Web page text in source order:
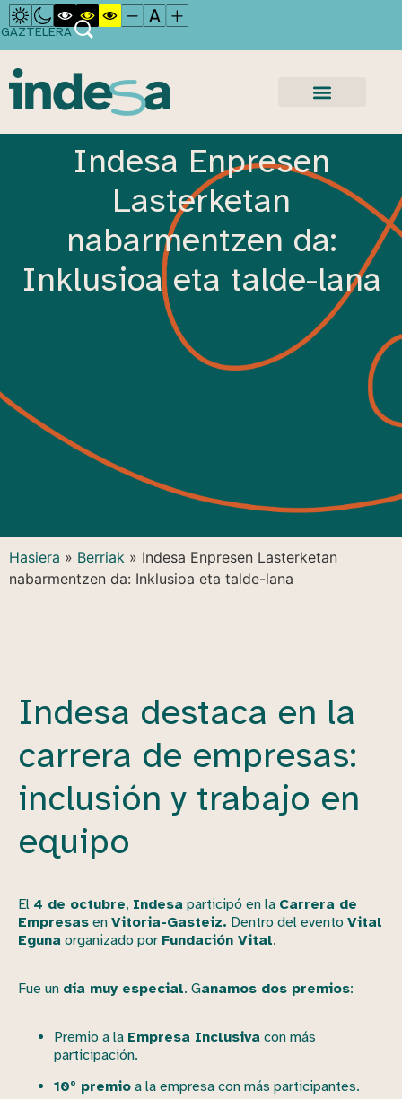
GAZTELERA
Indesa Enpresen
Lasterketan
nabarmentzen da:
Inklusioa eta talde-lana
Hasiera » Berriak » Indesa Enpresen Lasterketan
nabarmentzen da: Inklusioa eta talde-lana
Indesa destaca en la
carrera de empresas:
inclusión y trabajo en
equipo
El 4 de octubre, Indesa participó en la Carrera de
Empresas en Vitoria-Gasteiz. Dentro del evento Vital
Eguna organizado por Fundación Vital.
Fue un día muy especial. Ganamos dos premios:
Premio a la Empresa Inclusiva con más
participación.
10º premio a la empresa con más participantes.